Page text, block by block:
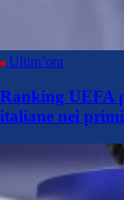
Ultim’ora
Ranking UEFA
italiane nei